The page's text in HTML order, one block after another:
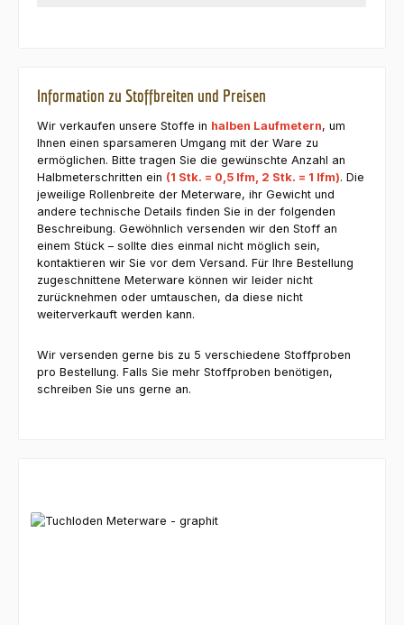
Information zu Stoffbreiten und Preisen
Wir verkaufen unsere Stoffe in halben Laufmetern, um
Ihnen einen sparsameren Umgang mit der Ware zu
ermöglichen. Bitte tragen Sie die gewünschte Anzahl an
Halbmeterschritten ein (1 Stk. = 0,5 lfm, 2 Stk. = 1 lfm). Die
jeweilige Rollenbreite der Meterware, ihr Gewicht und
andere technische Details finden Sie in der folgenden
Beschreibung. Gewöhnlich versenden wir den Stoff an
einem Stück – sollte dies einmal nicht möglich sein,
kontaktieren wir Sie vor dem Versand. Für Ihre Bestellung
zugeschnittene Meterware können wir leider nicht
zurücknehmen oder umtauschen, da diese nicht
weiterverkauft werden kann.
Wir versenden gerne bis zu 5 verschiedene Stoffproben
pro Bestellung. Falls Sie mehr Stoffproben benötigen,
schreiben Sie uns gerne an.